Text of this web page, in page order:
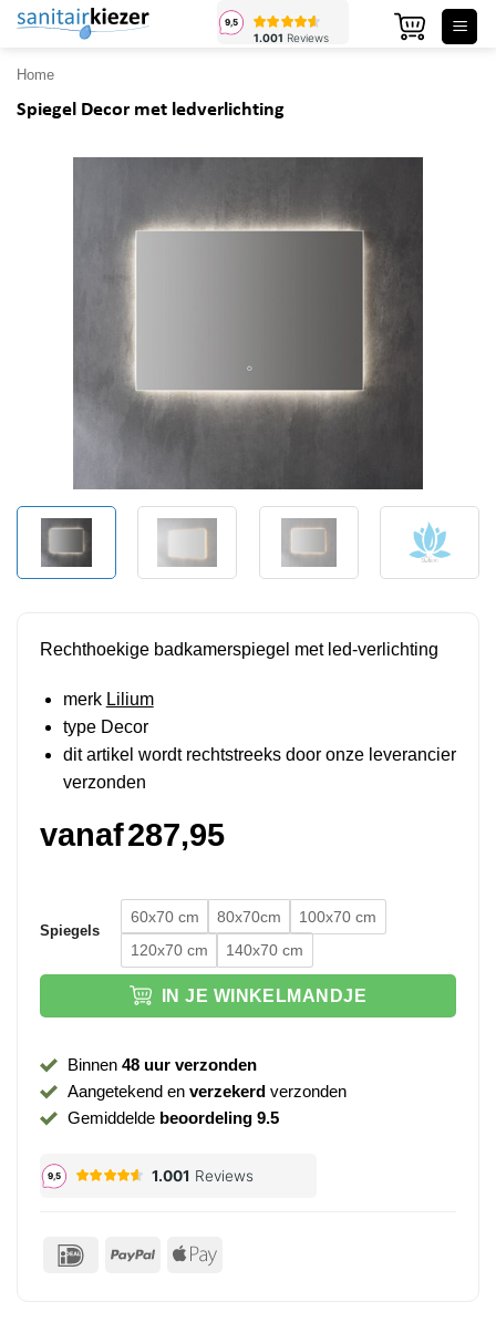
Ga
inhoud
Home
Spiegel Decor met ledverlichting
Rechthoekige badkamerspiegel met led-verlichting
merk Lilium
type Decor
dit artikel wordt rechtstreeks door onze leverancier
verzonden
vanaf287,95
Spiegels
60x70 cm 80x70cm
100x70 cm
120x70 cm
140x70 cm
IN JE WINKELMANDJE
Binnen 48 uur verzonden
Aangetekend en verzekerdverzonden
Gemiddelde beoordeling 9.5
IDeal PayPal Apple